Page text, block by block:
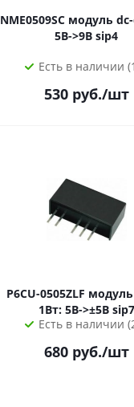
NME0509SC модуль dc-dc 1Вт:
5В->9В sip4
Есть в наличии
530руб./шт
P6CU-0505ZLF модуль dc-dc
1Вт: 5В->±5В sip7
Есть в наличии
680руб./шт